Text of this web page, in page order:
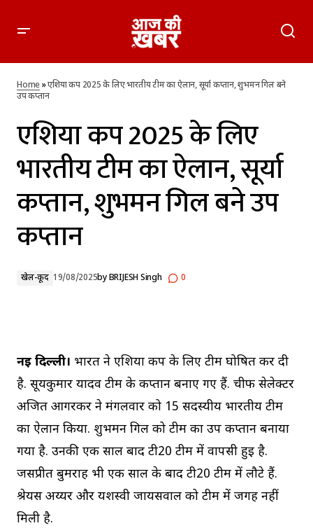
गिल बने उप कप्तान
Home»एशिया कप 2025 के लिए भारतीय टीम का ऐलान, सूर्या कप्तान, शुभमन गिल बने
उप कप्तान
एशिया कप 2025 के लिए
भारतीय टीम का ऐलान, सूर्या
कप्तान, शुभमन गिल बने उप
कप्तान
खेल-कूद 19/08/2025byBRIJESH Singh 0
नई दिल्ली। भारत ने एशिया कप के लिए टीम घोषित कर दी
है. सूर्यकुमार यादव टीम के कप्तान बनाए गए हैं. चीफ सेलेक्टर
अजित आगरकर ने मंगलवार को 15 सदस्यीय भारतीय टीम
का ऐलान किया. शुभमन गिल को टीम का उप कप्तान बनाया
गया है. उनकी एक साल बाद टी20 टीम में वापसी हुई है.
जसप्रीत बुमराह भी एक साल के बाद टी20 टीम में लौटे हैं.
श्रेयस अय्यर और यशस्वी जायसवाल को टीम में जगह नहीं
मिली है.